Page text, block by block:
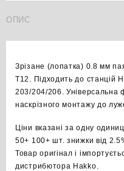
0.8мм
кількість
ОПИС
Зрізане (лопатка) 0.8 мм
T12. Підходить до станцій
203/204/206. Універсальна
наскрізного монтажу до
Ціни вказані за одну
50+ 100+ шт. знижки від
Товар оригінал і
дистрибютора Hakko.